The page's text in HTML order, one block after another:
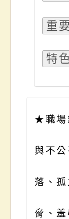
重
特
★職
與不
落、
脅、